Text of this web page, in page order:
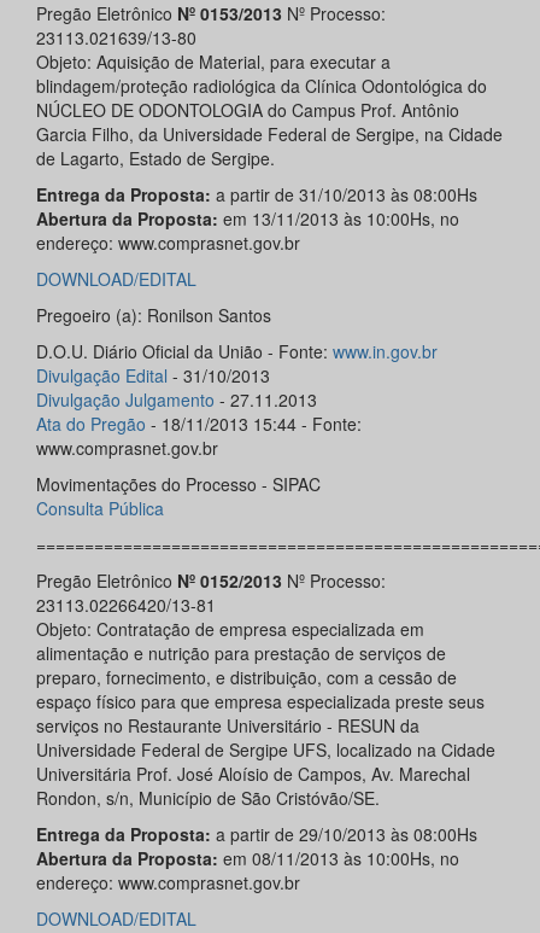
Pregão Eletrônico Nº 0153/2013 Nº Processo:
23113.021639/13-80
Objeto: Aquisição de Material, para executar a
blindagem/proteção radiológica da Clínica Odontológica do
NÚCLEO DE ODONTOLOGIA do Campus Prof. Antônio
Garcia Filho, da Universidade Federal de Sergipe, na Cidade
de Lagarto, Estado de Sergipe.
Entrega da Proposta: a partir de 31/10/2013 às 08:00Hs
Abertura da Proposta: em 13/11/2013 às 10:00Hs, no
endereço: www.comprasnet.gov.br
DOWNLOAD/EDITAL
Pregoeiro (a): Ronilson Santos
D.O.U. Diário Oficial da União - Fonte: www.in.gov.br
Divulgação Edital - 31/10/2013
Divulgação Julgamento - 27.11.2013
Ata do Pregão - 18/11/2013 15:44 - Fonte:
www.comprasnet.gov.br
Movimentações do Processo - SIPAC
Consulta Pública
Pregão Eletrônico Nº 0152/2013 Nº Processo:
23113.02266420/13-81
Objeto: Contratação de empresa especializada em
alimentação e nutrição para prestação de serviços de
preparo, fornecimento, e distribuição, com a cessão de
espaço físico para que empresa especializada preste seus
serviços no Restaurante Universitário - RESUN da
Universidade Federal de Sergipe UFS, localizado na Cidade
Universitária Prof. José Aloísio de Campos, Av. Marechal
Rondon, s/n, Município de São Cristóvão/SE.
Entrega da Proposta: a partir de 29/10/2013 às 08:00Hs
Abertura da Proposta: em 08/11/2013 às 10:00Hs, no
endereço: www.comprasnet.gov.br
DOWNLOAD/EDITAL